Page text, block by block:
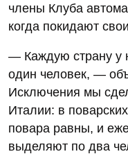
члены Клуба
когда покидают
— Каждую страну у
один человек, —
Исключения мы
Италии: в
повара равны, и
выделяют по два